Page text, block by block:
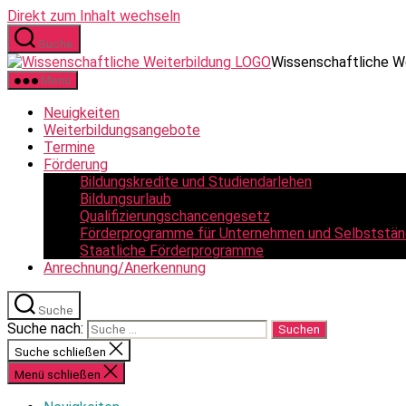
Direkt zum Inhalt wechseln
Suche
Wissenschaftliche
Menü
Neuigkeiten
Weiterbildungsangebote
Termine
Förderung
Bildungskredite und Studiendarlehen
Bildungsurlaub
Qualifizierungschancengesetz
Förderprogramme für Unternehmen und
Staatliche Förderprogramme
Anrechnung/Anerkennung
Suche
Suche nach:
Suche schließen
Menü schließen